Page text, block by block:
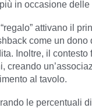
in occasione delle
attivano il
come un dono
Inoltre, il contesto
creando
al tavolo.
le percentuali